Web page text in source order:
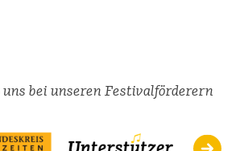
bei unseren Festivalförderern